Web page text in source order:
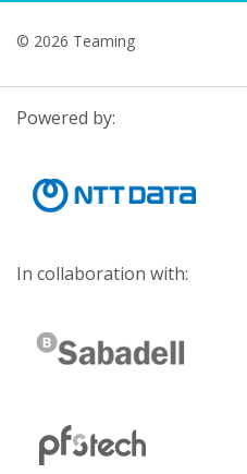
© 2026 Teaming
Powered by:
In collaboration with: